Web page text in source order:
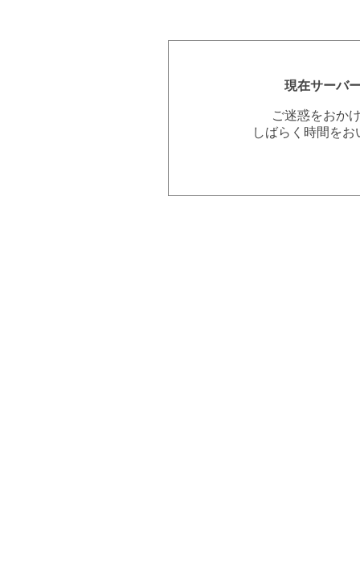
現在サーバ
ご迷惑をおか
しばらく時間を